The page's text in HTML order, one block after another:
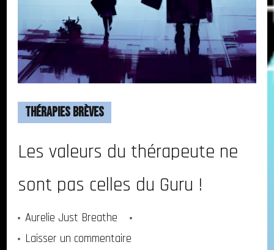
Thérapies Brèves
Les valeurs du thérapeute ne
sont pas celles du Guru !
Aurelie Just Breathe
Laisser un commentaire